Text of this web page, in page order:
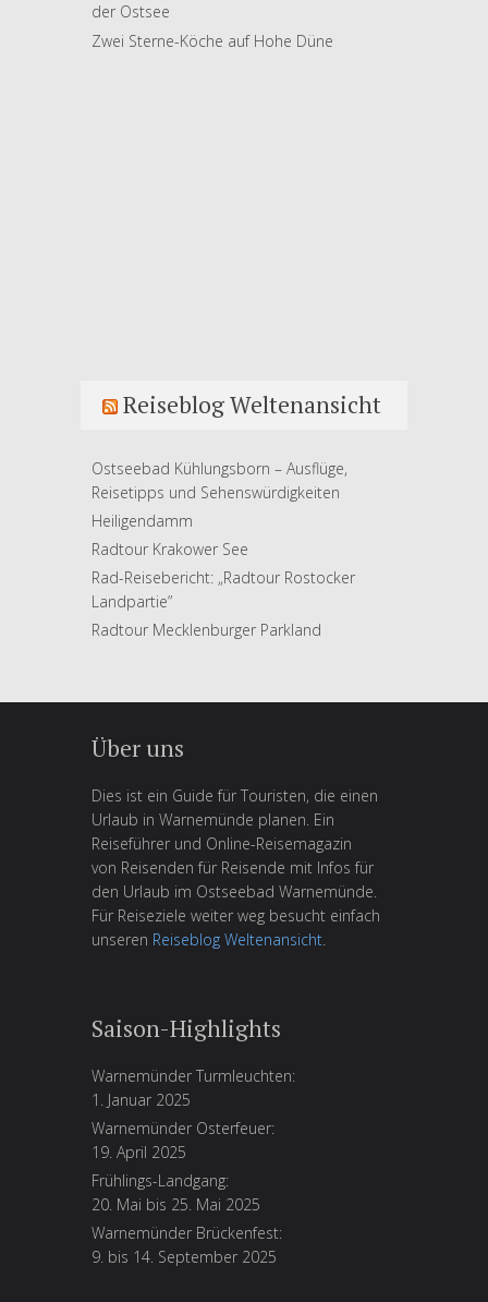
der Ostsee
Zwei Sterne-Köche auf Hohe Düne
Reiseblog Weltenansicht
Ostseebad Kühlungsborn – Ausflüge,
Reisetipps und Sehenswürdigkeiten
Heiligendamm
Radtour Krakower See
Rad-Reisebericht: „Radtour Rostocker
Landpartie”
Radtour Mecklenburger Parkland
Über uns
Dies ist ein Guide für Touristen, die einen
Urlaub in Warnemünde planen. Ein
Reiseführer und Online-Reisemagazin
von Reisenden für Reisende mit Infos für
den Urlaub im Ostseebad Warnemünde.
Für Reiseziele weiter weg besucht einfach
unseren Reiseblog Weltenansicht.
Saison-Highlights
Warnemünder Turmleuchten:
1. Januar 2025
Warnemünder Osterfeuer:
19. April 2025
Frühlings-Landgang:
20. Mai bis 25. Mai 2025
Warnemünder Brückenfest:
9. bis 14. September 2025